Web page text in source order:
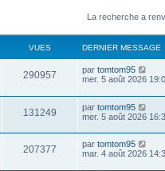
La recherche a
VUES DERNIER MESSAGE
290957
u
s
D
e
n
i
e
m
e
s
par tomtom95
mer. 5 août 2026
131249
u
D
e
n
i
e
par tomtom95
mer. 5 août 2026
207377
D
e
par tomtom95
mar. 4 août 2026